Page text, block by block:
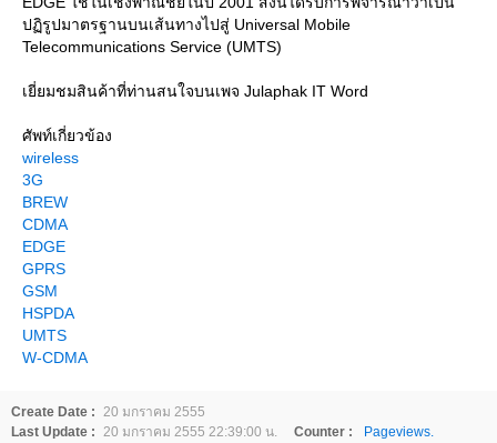
ปฏิรูปมาตรฐานบนเส้นทางไปสู่ Universal Mobile
Telecommunications Service (UMTS)
เยี่ยมชมสินค้าที่ท่านสนใจบนเพจ Julaphak IT Word
ศัพท์เกี่ยวข้อง
wireless
3G
BREW
CDMA
EDGE
GPRS
GSM
HSPDA
UMTS
W-CDMA
Create Date : 20 มกราคม 2555
Last Update : 20 มกราคม 2555 22:39:00 น. Counter :
Pageviews.